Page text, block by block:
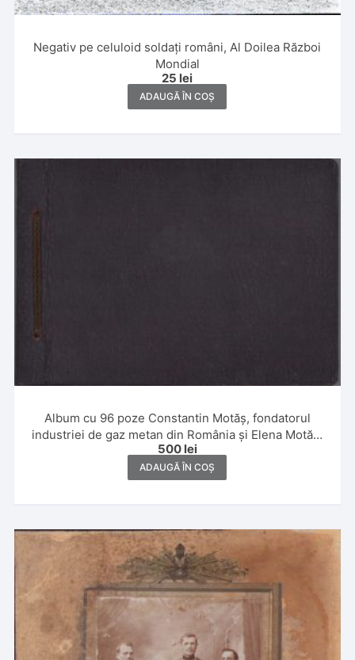
Negativ pe celuloid soldați români, Al Doilea Război
Mondial
25 lei
ADAUGĂ ÎN COȘ
Album cu 96 poze Constantin Motăș, fondatorul
industriei de gaz metan din România și Elena Motăș,
1929, Constanța, Giurgiu, Sibiu, Tușnad, Șuici,
Făgăraș și Dragoslavele
500 lei
ADAUGĂ ÎN COȘ